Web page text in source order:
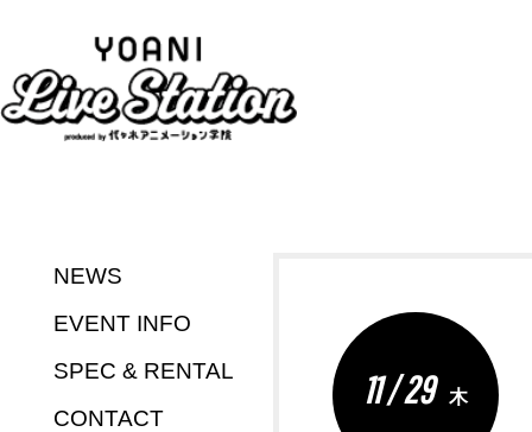
NEWS
EVENT INFO
SPEC & RENTAL
CONTACT
11 / 29 木